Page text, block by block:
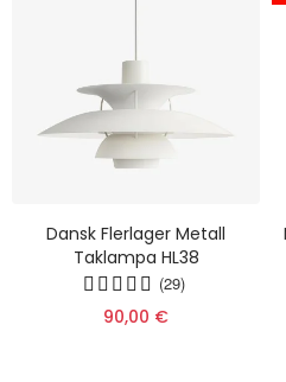
Dansk Flerlager Metall
Taklampa HL38
(29)
90,00 €